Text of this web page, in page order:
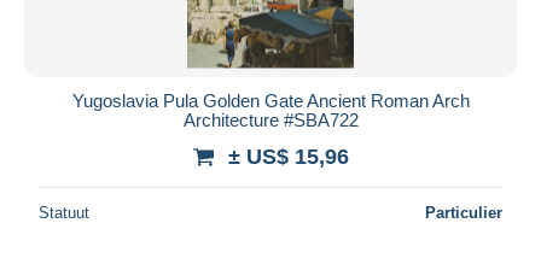
Yugoslavia Pula Golden Gate Ancient Roman Arch
Architecture #SBA722
± US$ 15,96
Statuut Particulier